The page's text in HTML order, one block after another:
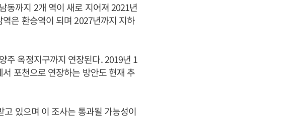
동까지 2개 역이 새로 지어져 2021년
은 환승역이 되며 2027년까지 지하
주 옥정지구까지 연장된다. 2019년 1
포천으로 연장하는 방안도 현재 추
있으며 이 조사는 통과될 가능성이